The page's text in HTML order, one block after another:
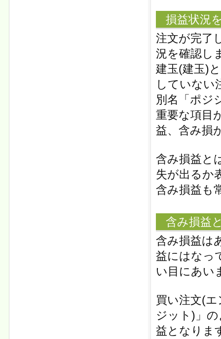
損益状況
注文が完了
況を確認し
建玉(建玉)
していない
別名「ポジ
重要な項目
益、含み損
含み損益と
失が出るか
含み損益も
含み損益
含み損益は
益にはなっ
い目にあい
買い注文(
ジット)」
益となりま